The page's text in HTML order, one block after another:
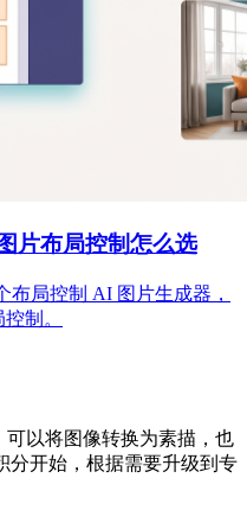
片布局控制怎么选
布局控制 AI 图片生成器，
制。
可以将图像转换为素描，也
分开始，根据需要升级到专